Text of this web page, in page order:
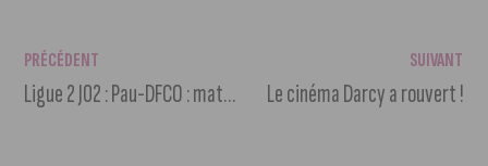
PRÉCÉDENT
Ligue 2 J02 : Pau-DFCO : match nul (0-0)
SUIVANT
Le cinéma Darcy a rouvert !